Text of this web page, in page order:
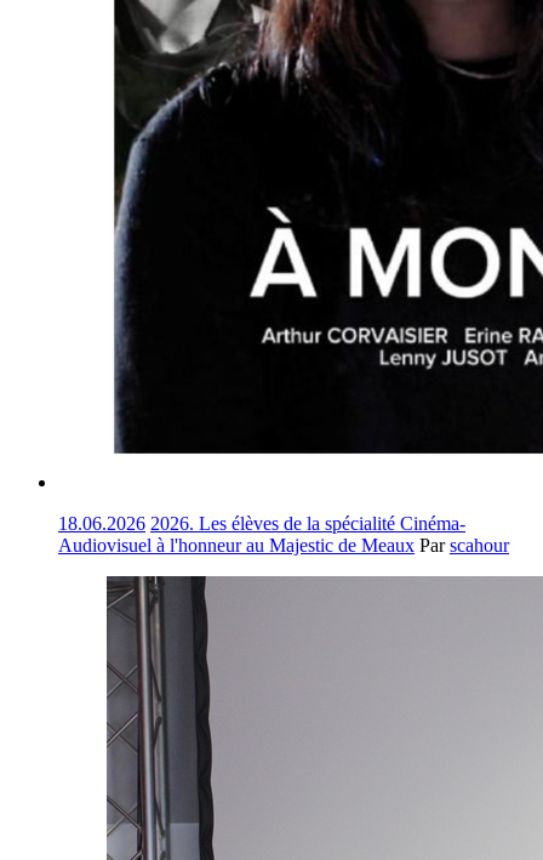
18.06.2026 2026. Les élèves de la spécialité Cinéma-
Audiovisuel à l'honneur au Majestic de Meaux Parscahour